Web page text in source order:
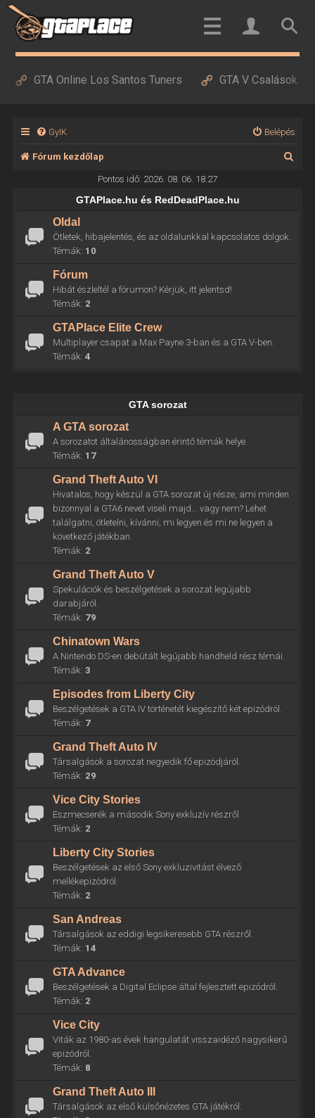
GTA Online Los Santos Tuners GTA V Csalások
GyIK Belépés
Fórum kezdőlap
Pontos idő: 2026. 08. 06. 18:27
GTAPlace.hu és RedDeadPlace.hu
Oldal
Ötletek, hibajelentés, és az oldalunkkal kapcsolatos dolgok.
Témák: 10
Fórum
Hibát észleltél a fórumon? Kérjük, itt jelentsd!
Témák: 2
GTAPlace Elite Crew
Multiplayer csapat a Max Payne 3-ban és a GTA V-ben.
Témák: 4
GTA sorozat
A GTA sorozat
A sorozatot általánosságban érintő témák helye.
Témák: 17
Grand Theft Auto VI
Hivatalos, hogy készül a GTA sorozat új része, ami minden
bizonnyal a GTA6 nevet viseli majd... vagy nem? Lehet
találgatni, ötletelni, kívánni, mi legyen és mi ne legyen a
következő játékban.
Témák: 2
Grand Theft Auto V
Spekulációk és beszélgetések a sorozat legújabb
darabjáról.
Témák: 79
Chinatown Wars
A Nintendo DS-en debütált legújabb handheld rész témái.
Témák: 3
Episodes from Liberty City
Beszélgetések a GTA IV történetét kiegészítő két epizódról.
Témák: 7
Grand Theft Auto IV
Társalgások a sorozat negyedik fő epizódjáról.
Témák: 29
Vice City Stories
Eszmecserék a második Sony exkluzív részről.
Témák: 2
Liberty City Stories
Beszélgetések az első Sony exkluzivitást élvező
mellékepizódról.
Témák: 2
San Andreas
Társalgások az eddigi legsikeresebb GTA részről.
Témák: 14
GTA Advance
Beszélgetések a Digital Eclipse által fejlesztett epizódról.
Témák: 2
Vice City
Viták az 1980-as évek hangulatát visszaidéző nagysikerű
epizódról.
Témák: 8
Grand Theft Auto III
Társalgások az első külsőnézetes GTA játékról.